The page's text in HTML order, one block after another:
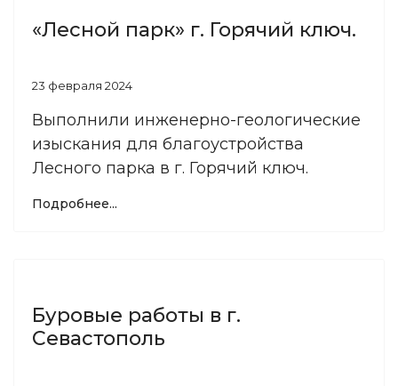
«Лесной парк» г. Горячий ключ.
23 февраля 2024
Выполнили инженерно-геологические
изыскания для благоустройства
Лесного парка в г. Горячий ключ.
Подробнее...
Буровые работы в г.
Севастополь